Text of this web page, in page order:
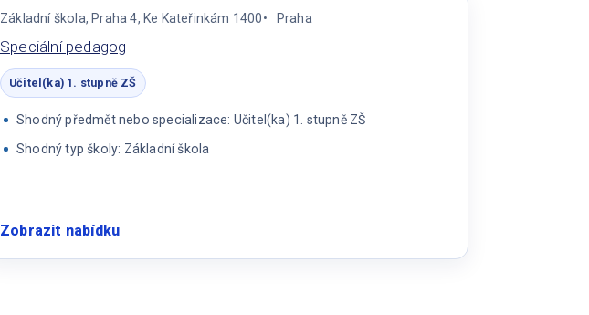
stupně
Základní škola, Praha 4, Ke Kateřinkám 1400 Praha
Speciální pedagog
Učitel(ka) 1. stupně ZŠ
Shodný předmět nebo specializace: Učitel(ka) 1. stupně ZŠ
Shodný typ školy: Základní škola
Zobrazit nabídku: